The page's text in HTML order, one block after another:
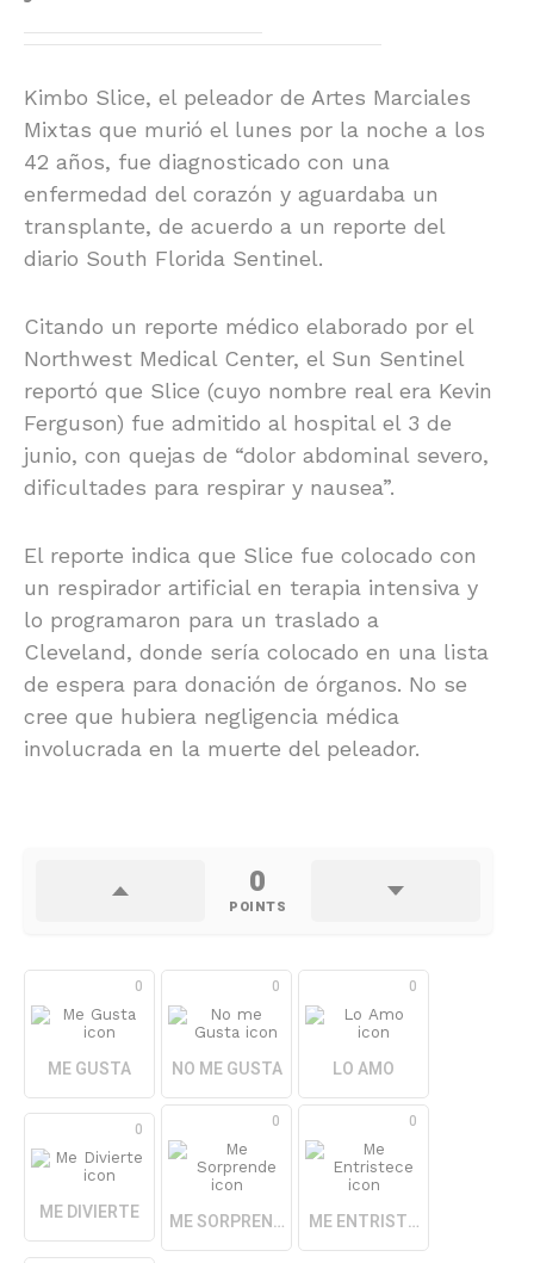
Kimbo Slice, el peleador de Artes Marciales
Mixtas que murió el lunes por la noche a los
42 años, fue diagnosticado con una
enfermedad del corazón y aguardaba un
transplante, de acuerdo a un reporte del
diario South Florida Sentinel.
Citando un reporte médico elaborado por el
Northwest Medical Center, el Sun Sentinel
reportó que Slice (cuyo nombre real era Kevin
Ferguson) fue admitido al hospital el 3 de
junio, con quejas de “dolor abdominal severo,
dificultades para respirar y nausea”.
El reporte indica que Slice fue colocado con
un respirador artificial en terapia intensiva y
lo programaron para un traslado a
Cleveland, donde sería colocado en una lista
de espera para donación de órganos. No se
cree que hubiera negligencia médica
involucrada en la muerte del peleador.
0
POINTS
0
ME GUSTA
0
NO ME GUSTA
0
LO AMO
0
ME DIVIERTE
0
ME SORPRENDE
0
ME ENTRISTECE